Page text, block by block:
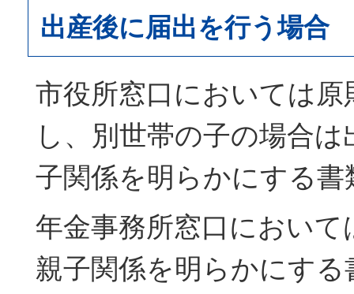
出産後に届出を行う場合
市役所窓口においては原
し、別世帯の子の場合
子関係を明らかにする書
年金事務所窓口において
親子関係を明らかにする